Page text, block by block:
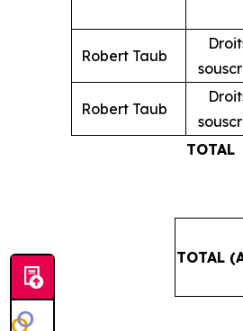
Robert Taub
Robert Taub
TOTAL
TOTAL